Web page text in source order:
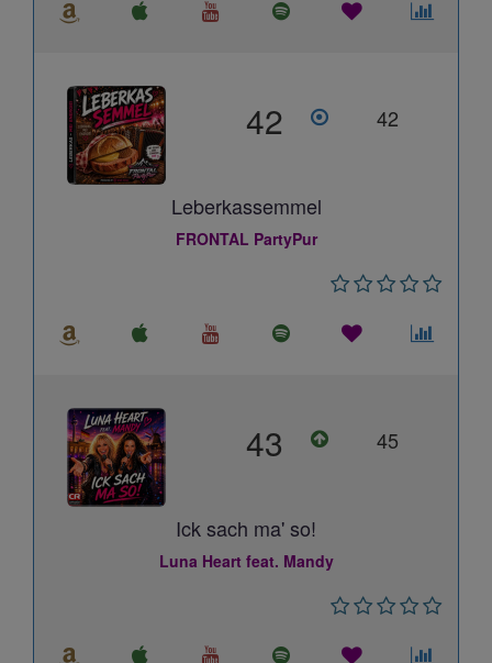
42 42
Leberkassemmel
FRONTAL PartyPur
43 45
Ick sach ma' so!
Luna Heart feat. Mandy